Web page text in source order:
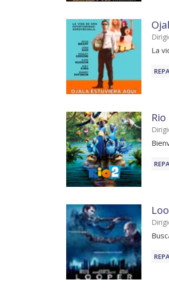
La
Rio